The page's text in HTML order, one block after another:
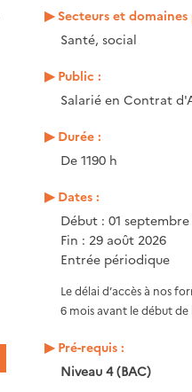
Secteurs et
Santé, social
Public :
Salarié en Contrat
Durée :
De 1190 h
Dates :
Début : 01 septembre
Fin : 29 août 2026
Entrée périodique
Le délai d’accès à nos
6 mois avant le début
Pré-requis :
Niveau 4 (BAC)